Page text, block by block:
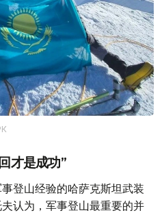
才是成功”
登山经验的哈萨克斯坦武装
认为，军事登山最重要的并